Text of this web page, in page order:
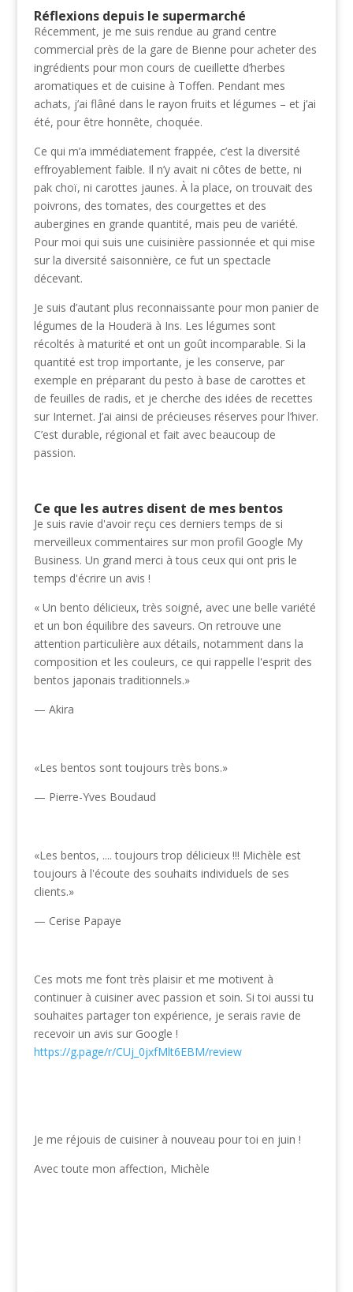
Réflexions depuis le supermarché
Récemment, je me suis rendue au grand centre
commercial près de la gare de Bienne pour acheter des
ingrédients pour mon cours de cueillette d’herbes
aromatiques et de cuisine à Toffen. Pendant mes
achats, j’ai flâné dans le rayon fruits et légumes – et j’ai
été, pour être honnête, choquée.
Ce qui m’a immédiatement frappée, c’est la diversité
effroyablement faible. Il n’y avait ni côtes de bette, ni
pak choï, ni carottes jaunes. À la place, on trouvait des
poivrons, des tomates, des courgettes et des
aubergines en grande quantité, mais peu de variété.
Pour moi qui suis une cuisinière passionnée et qui mise
sur la diversité saisonnière, ce fut un spectacle
décevant.
Je suis d’autant plus reconnaissante pour mon panier de
légumes de la Houderä à Ins. Les légumes sont
récoltés à maturité et ont un goût incomparable. Si la
quantité est trop importante, je les conserve, par
exemple en préparant du pesto à base de carottes et
de feuilles de radis, et je cherche des idées de recettes
sur Internet. J’ai ainsi de précieuses réserves pour l’hiver.
C’est durable, régional et fait avec beaucoup de
passion.
Ce que les autres disent de mes bentos
Je suis ravie d'avoir reçu ces derniers temps de si
merveilleux commentaires sur mon profil Google My
Business. Un grand merci à tous ceux qui ont pris le
temps d'écrire un avis !
« Un bento délicieux, très soigné, avec une belle variété
et un bon équilibre des saveurs. On retrouve une
attention particulière aux détails, notamment dans la
composition et les couleurs, ce qui rappelle l'esprit des
bentos japonais traditionnels.»
— Akira
«Les bentos sont toujours très bons.»
— Pierre-Yves Boudaud
«Les bentos, .... toujours trop délicieux !!! Michèle est
toujours à l'écoute des souhaits individuels de ses
clients.»
— Cerise Papaye
Ces mots me font très plaisir et me motivent à
continuer à cuisiner avec passion et soin. Si toi aussi tu
souhaites partager ton expérience, je serais ravie de
recevoir un avis sur Google !
https://g.page/r/CUj_0jxfMlt6EBM/review
Je me réjouis de cuisiner à nouveau pour toi en juin !
Avec toute mon affection, Michèle